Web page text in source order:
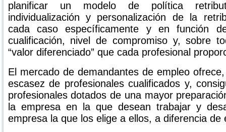
planificar un modelo de política
individualización y personalización de la
cada caso específicamente y en función
cualificación, nivel de compromiso y, sobre
“valor diferenciado” que cada profesional
El mercado de demandantes de empleo
escasez de profesionales cualificados y,
profesionales dotados de una mayor
la empresa en la que desean trabajar y
empresa la que los elige a ellos, a diferencia de